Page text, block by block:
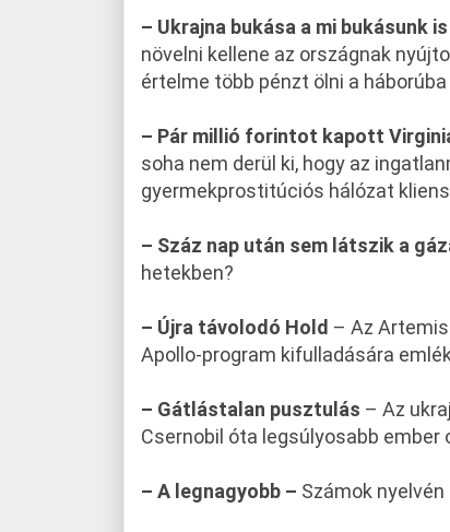
– Ukrajna bukása a mi bukásunk is
növelni kellene az országnak
értelme több pénzt ölni a háborúba
– Pár millió forintot kapott
soha nem derül ki, hogy az
gyermekprostitúciós hálózat
– Száz nap után sem látszik a
hetekben?
– Újra távolodó Hold – Az
Apollo-program kifulladására
– Gátlástalan pusztulás – Az
Csernobil óta legsúlyosabb
– A legnagyobb – Számok nyelvén